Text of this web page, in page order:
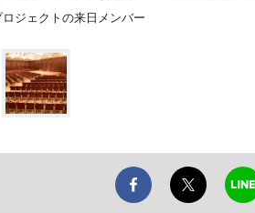
ジェクトの来日メンバー